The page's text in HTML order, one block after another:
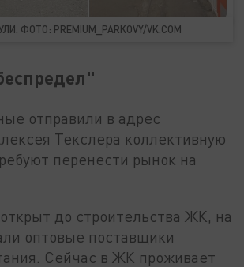
ФОТО: PREMIUM_PARKOVY/VK.COM
отправили в адрес
Текслера коллективную
перенести рынок на
до строительства ЖК, на
оптовые поставщики
Сейчас в ЖК проживает